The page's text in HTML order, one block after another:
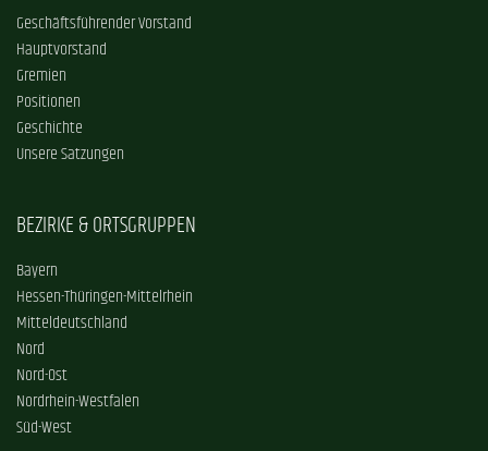
Geschäftsführender Vorstand
Hauptvorstand
Gremien
Positionen
Geschichte
Unsere Satzungen
BEZIRKE & ORTSGRUPPEN
Bayern
Hessen-Thüringen-Mittelrhein
Mitteldeutschland
Nord
Nord-Ost
Nordrhein-Westfalen
Süd-West